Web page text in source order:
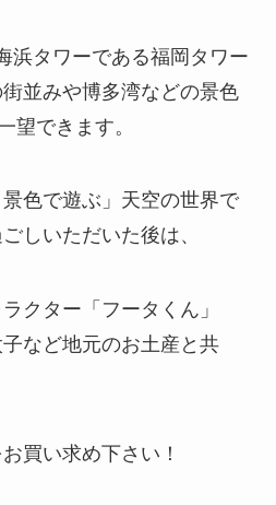
浜タワーである福岡タワー
並みや博多湾などの景色
望できます。
景色で遊ぶ」天空の世界で
しいただいた後は、
クター「フータくん」
など地元のお土産と共
買い求め下さい！